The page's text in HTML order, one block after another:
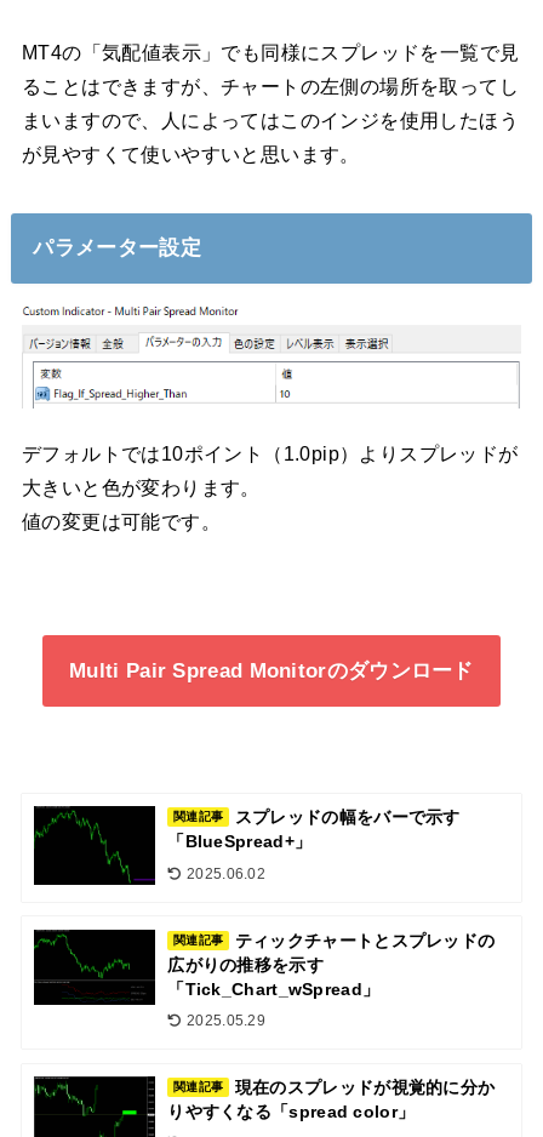
MT4の「気配値表示」でも同様にスプレッドを一覧で見
ることはできますが、チャートの左側の場所を取ってし
まいますので、人によってはこのインジを使用したほう
が見やすくて使いやすいと思います。
パラメーター設定
デフォルトでは10ポイント（1.0pip）よりスプレッドが
大きいと色が変わります。
値の変更は可能です。
Multi Pair Spread Monitorのダウンロード
関連記事
スプレッドの幅をバーで示す
「BlueSpread+」
2025.06.02
関連記事
ティックチャートとスプレッドの
広がりの推移を示す
「Tick_Chart_wSpread」
2025.05.29
関連記事
現在のスプレッドが視覚的に分か
りやすくなる「spread color」